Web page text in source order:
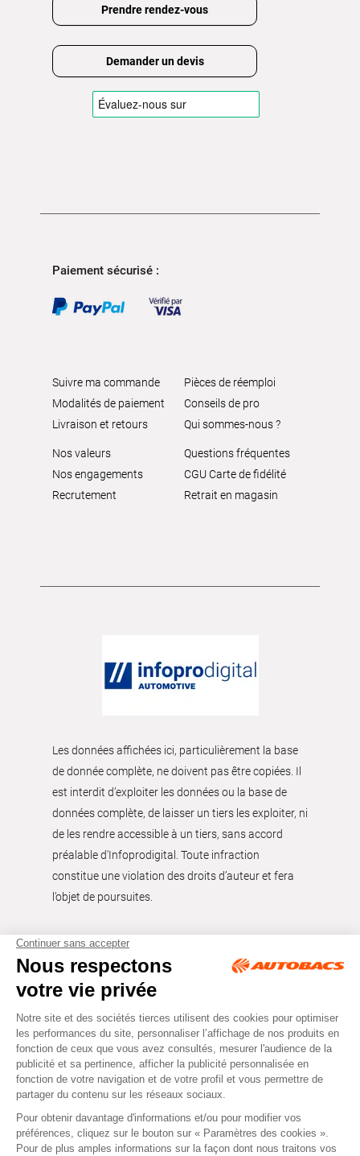
Prendre rendez-vous
Demander un devis
Paiement sécurisé :
Suivre ma commande
Modalités de paiement
Livraison et retours
Pièces de réemploi
Conseils de pro
Qui sommes-nous ?
Nos valeurs
Nos engagements
Recrutement
Questions fréquentes
CGU Carte de fidélité
Retrait en magasin
Les données affichées ici, particulièrement la base
de donnée complète, ne doivent pas être copiées. Il
est interdit d’exploiter les données ou la base de
données complète, de laisser un tiers les exploiter, ni
de les rendre accessible à un tiers, sans accord
préalable d'Infoprodigital. Toute infraction
constitue une violation des droits d’auteur et fera
l’objet de poursuites.
Tous droits réservés © Autobacs
Mentions légales RGPD
Cookies CGV